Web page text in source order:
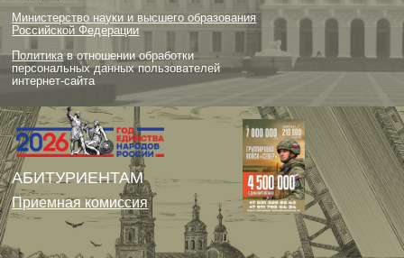
Министерство науки и высшего образования
Российской Федерации
Политикав отношении обработки
персональных данных пользователей
интернет-сайта
АБИТУРИЕНТАМ
Приемная комиссия